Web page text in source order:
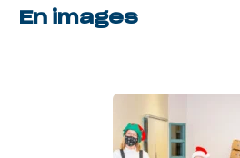
En images